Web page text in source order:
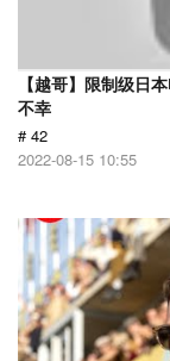
【越哥】限制级日
不幸
# 42
2022-08-15 10:55